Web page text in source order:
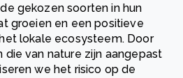
gekozen soorten in hun
groeien en een positieve
lokale ecosysteem. Door
van nature zijn aangepast
we het risico op de